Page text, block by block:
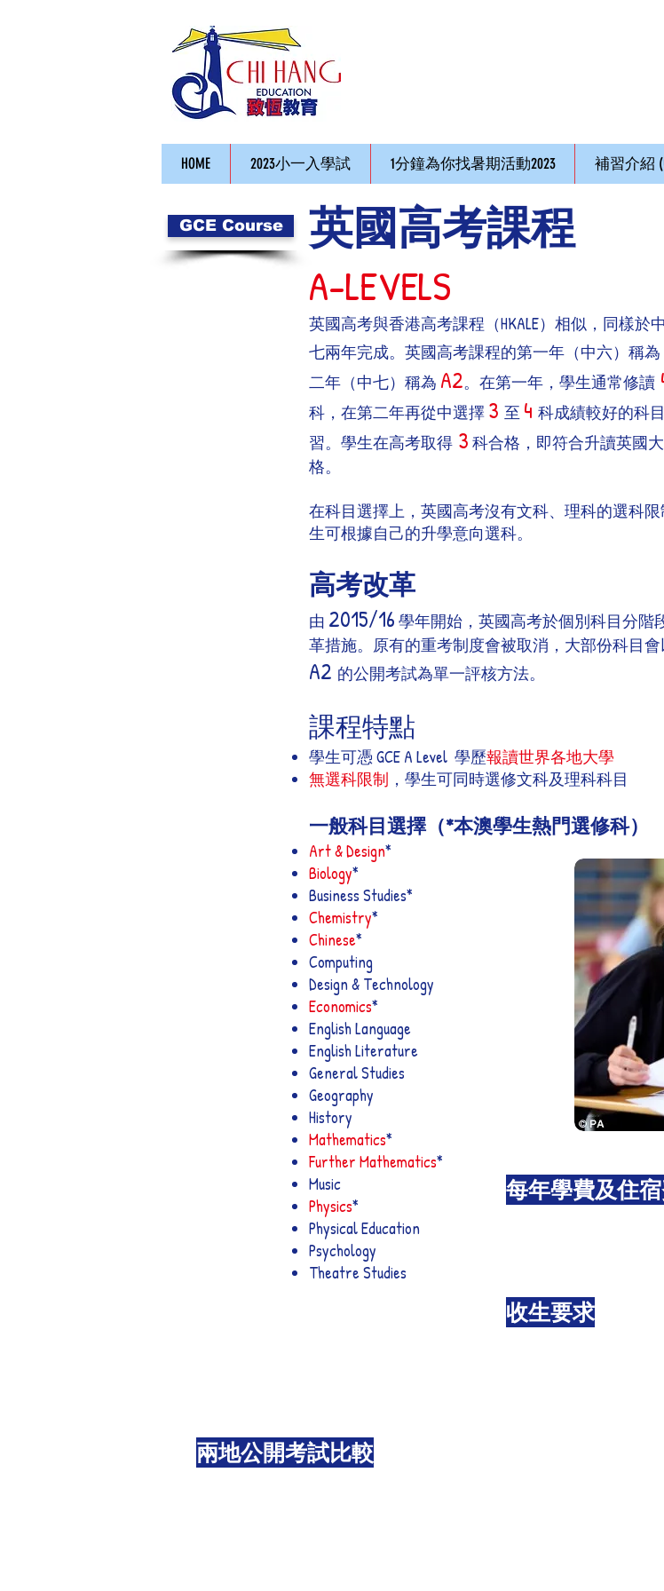
HOME 2023小一入學試 1分鐘為你找暑期活動2023 補習介紹
英國高考課程
A-LEVELS
英國高考與香港高考課程（HKALE）相似，同樣於
七兩年完成。英國高考課程的第一年（中六）稱為
二年（中七）稱為 A2。在第一年，學生通常修讀
科，在第二年再從中選擇 3 至 4 科成績較好的科
習。學生在高考取得 3 科合格，即符合升讀英國
格。
在科目選擇上，英國高考沒有文科、理科的選科
生可根據自己的升學意向選科。
高考改革
由 2015/16 學年開始，英國高考於個別科目分階
革措施。原有的重考制度會被取消，大部份科目
A2 的公開考試為單一評核方法。
課程特點
學生可憑 GCE A Level 學歷報讀世界各地大學
無選科限制 ，學生可同時選修文科及理科科目
一般科目選擇（*本澳學生熱門選修科）
Art & Design*
Biology*
Business Studies*
Chemistry*
Chinese*
Computing
Design & Technology
Economics*
English Language
English Literature
General Studies
Geography
History
Mathematics*
Further Mathematics*
Music
Physics*
Physical Education
Psychology
Theatre Studies
GCE Course
兩地公開考試比較
每年學費及住
收生要求